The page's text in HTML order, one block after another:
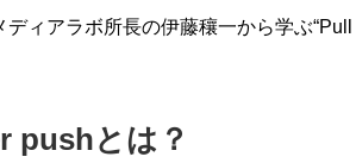
ィアラボ所長の伊藤穰一から学ぶ“Pull
pushとは？